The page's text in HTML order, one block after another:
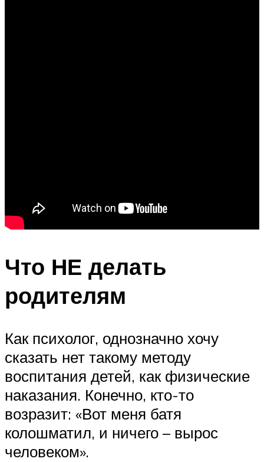
Что НЕ делать
родителям
Как психолог, однозначно хочу
сказать нет такому методу
воспитания детей, как физические
наказания. Конечно, кто-то
возразит: «Вот меня батя
колошматил, и ничего – вырос
человеком».